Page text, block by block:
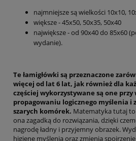
najmniejsze są wielkości 10x10,
większe - 45x50, 50x35, 50x40
największe - od 90x40 do 85x60
wydanie).
Te łamigłówki są przeznaczone
więcej od lat 6 lat, jak również dla
częściej wykorzystywane są one
propagowaniu logicznego myślenia i
szarych komórek. Matematyka tutaj
ona zagadką do rozwiązania, dzięki
nagrodę ładny i przyjemny obrazek.
higienę myślenia oraz zmienia